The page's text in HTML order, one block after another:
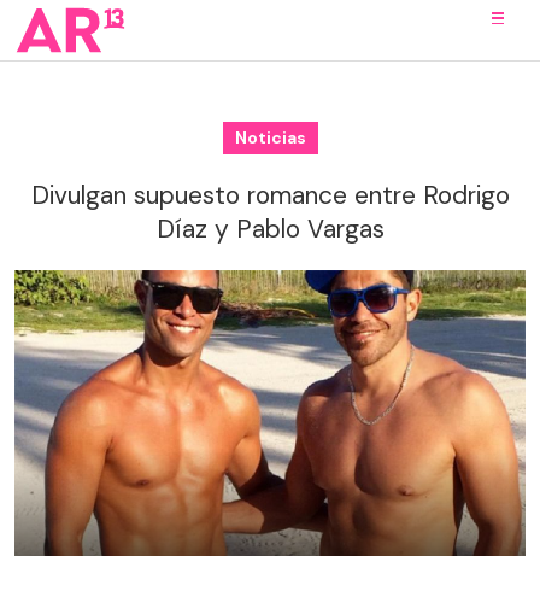
Noticias
Divulgan supuesto romance entre Rodrigo
Díaz y Pablo Vargas